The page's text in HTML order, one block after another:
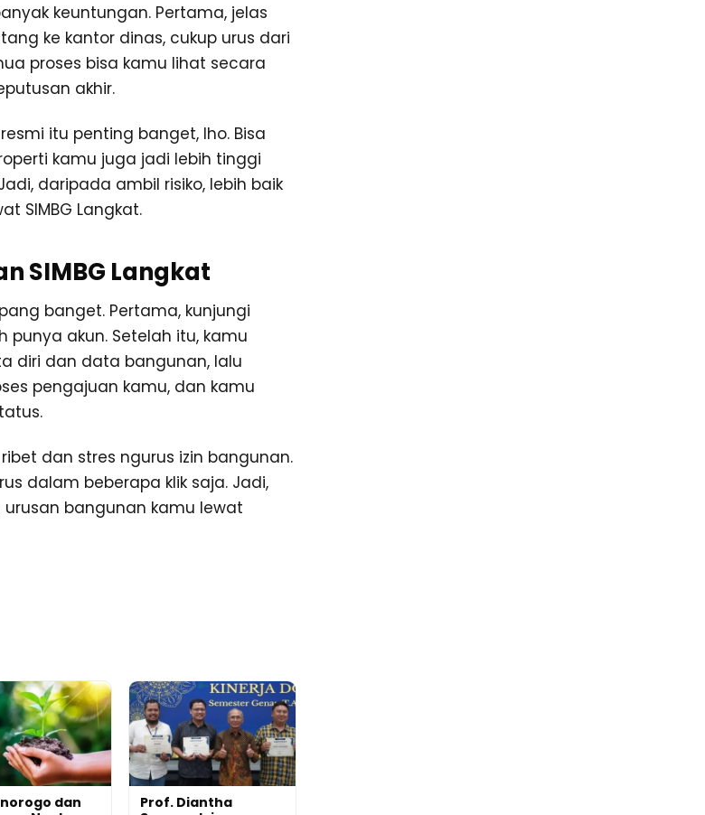
keuntungan. Pertama, jelas
ke kantor dinas, cukup urus dari
proses bisa kamu lihat secara
akhir.
itu penting banget, lho. Bisa
kamu juga jadi lebih tinggi
daripada ambil risiko, lebih baik
SIMBG Langkat.
SIMBG Langkat
banget. Pertama, kunjungi
punya akun. Setelah itu, kamu
diri dan data bangunan, lalu
pengajuan kamu, dan kamu
dan stres ngurus izin bangunan.
dalam beberapa klik saja. Jadi,
bangunan kamu lewat
dan
Prof. Diantha